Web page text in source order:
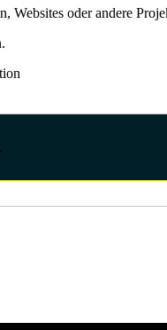
Websites oder andere